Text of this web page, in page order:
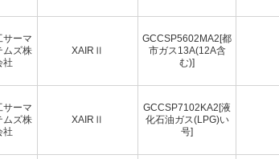
サーマ
ムズ株
社
XAIRⅡ
GCCSP5602MA2[都
市ガス13A(12A含
む)]
サーマ
ムズ株
社
XAIRⅡ
GCCSP7102KA2[液
化石油ガス(LPG)い
号]